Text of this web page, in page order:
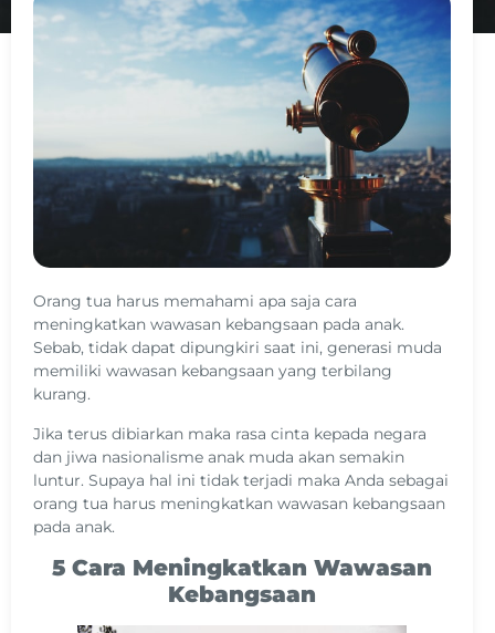
Orang tua harus memahami apa saja cara
meningkatkan wawasan kebangsaan pada anak.
Sebab, tidak dapat dipungkiri saat ini, generasi muda
memiliki wawasan kebangsaan yang terbilang
kurang.
Jika terus dibiarkan maka rasa cinta kepada negara
dan jiwa nasionalisme anak muda akan semakin
luntur. Supaya hal ini tidak terjadi maka Anda sebagai
orang tua harus meningkatkan wawasan kebangsaan
pada anak.
5 Cara Meningkatkan Wawasan
Kebangsaan